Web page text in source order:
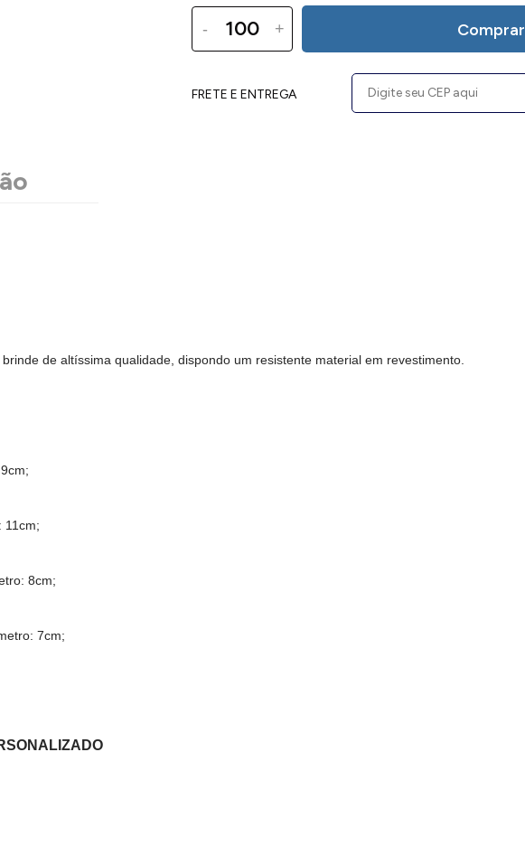
- + Comprar
FRETE E ENTREGA
brinde de altíssima qualidade, dispondo um resistente material em revestimento.
11cm;
8cm;
7cm;